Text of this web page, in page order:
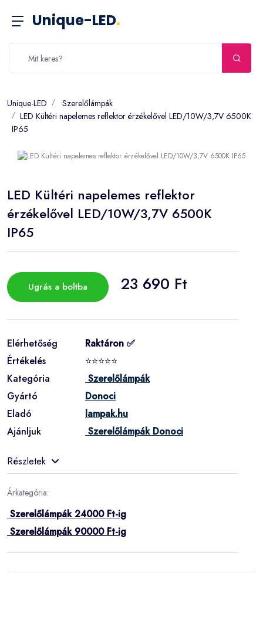
Unique-LED.
Unique-LED
Szerelőlámpák
LED Kültéri napelemes reflektor érzékelővel LED/10W/3,7V 6500K
IP65
LED Kültéri napelemes reflektor
érzékelővel LED/10W/3,7V 6500K
IP65
Ugrás a boltba 23 690 Ft
Elérhetőség
Raktáron ✅
Értékelés
⭐⭐⭐⭐⭐
Kategória
Szerelőlámpák
Gyártó
Donoci
Eladó
lampak.hu
Ajánljuk
Szerelőlámpák Donoci
Részletek
Árkategória:
Szerelőlámpák 24000 Ft-ig
Szerelőlámpák 90000 Ft-ig